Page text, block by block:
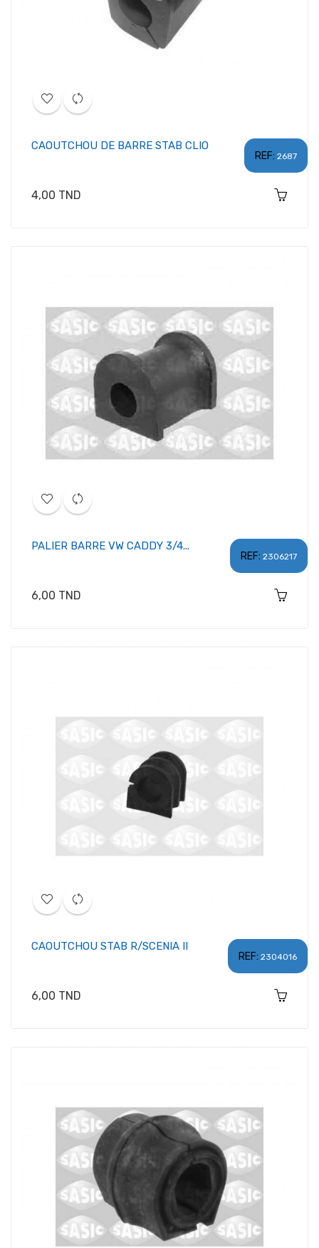
REF: 2687
CAOUTCHOU DE BARRE STAB CLIO
Prix
4,00 TND
REF: 2306217
PALIER BARRE VW CADDY 3/4...
Prix
6,00 TND
REF: 2304016
CAOUTCHOU STAB R/SCENIA II
Prix
6,00 TND